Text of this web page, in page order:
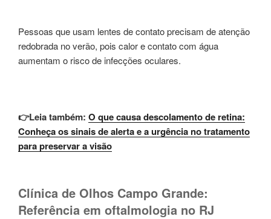
Pessoas que usam lentes de contato precisam de atenção
redobrada no verão, pois calor e contato com água
aumentam o risco de infecções oculares.
👉Leia também: O que causa descolamento de retina:
Conheça os sinais de alerta e a urgência no tratamento
para preservar a visão
Clínica de Olhos Campo Grande:
Referência em oftalmologia no RJ